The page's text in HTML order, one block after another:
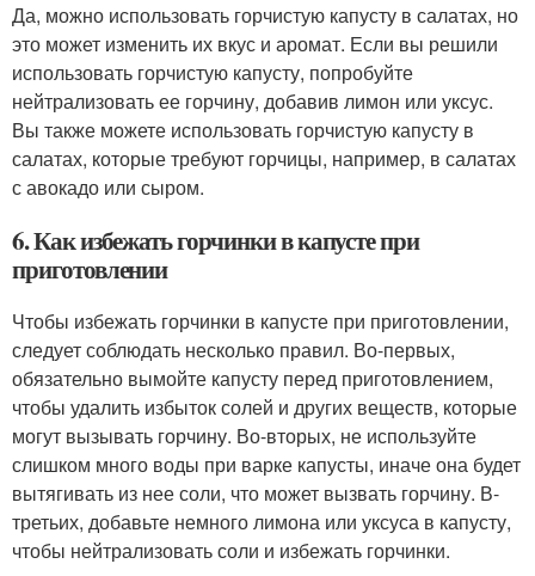
Да, можно использовать горчистую капусту в салатах, но
это может изменить их вкус и аромат. Если вы решили
использовать горчистую капусту, попробуйте
нейтрализовать ее горчину, добавив лимон или уксус.
Вы также можете использовать горчистую капусту в
салатах, которые требуют горчицы, например, в салатах
с авокадо или сыром.
6. Как избежать горчинки в капусте при
приготовлении
Чтобы избежать горчинки в капусте при приготовлении,
следует соблюдать несколько правил. Во-первых,
обязательно вымойте капусту перед приготовлением,
чтобы удалить избыток солей и других веществ, которые
могут вызывать горчину. Во-вторых, не используйте
слишком много воды при варке капусты, иначе она будет
вытягивать из нее соли, что может вызвать горчину. В-
третьих, добавьте немного лимона или уксуса в капусту,
чтобы нейтрализовать соли и избежать горчинки.